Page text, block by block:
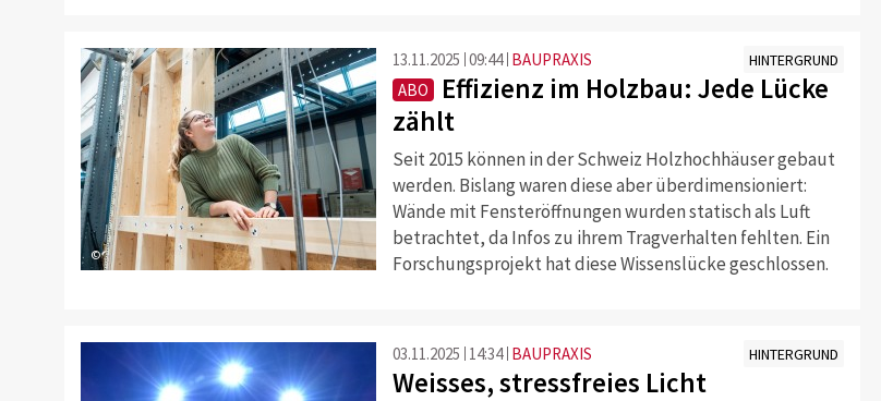
©
13.11.2025 09:44 BAUPRAXIS HINTERGRUND
ABO
Effizienz im Holzbau: Jede Lücke
zählt
Seit 2015 können in der Schweiz Holzhochhäuser gebaut
werden. Bislang waren diese aber überdimensioniert:
Wände mit Fensteröffnungen wurden statisch als Luft
betrachtet, da Infos zu ihrem Tragverhalten fehlten. Ein
Forschungsprojekt hat diese Wissenslücke geschlossen.
03.11.2025 14:34 BAUPRAXIS HINTERGRUND
Weisses, stressfreies Licht